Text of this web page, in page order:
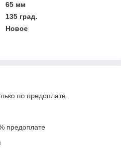
65 мм
135 град.
Новое
по предоплате.
предоплате